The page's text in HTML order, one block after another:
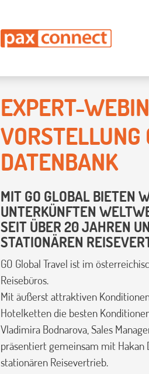
EXPERT-
DATENBANK
MIT GO GLOBAL BIETEN
UNTERKÜNFTEN
SEIT ÜBER 20 JAHREN
STATIONÄREN
GO Global Travel ist im
Reisebüros.
Mit äußerst attraktiven
Hotelketten die besten
Vladimira Bodnarova, Sales
präsentiert gemeinsam mit
stationären Reisevertrieb.